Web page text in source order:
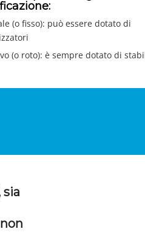
(o fisso): può essere dotato di
(o roto): è sempre dotato di